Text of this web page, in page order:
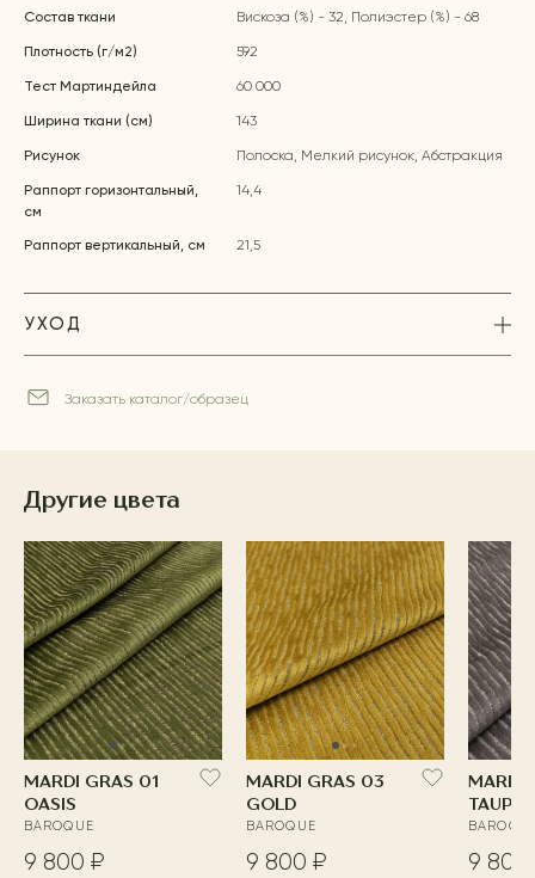
Состав ткани Вискоза (%) - 32, Полиэстер (%) - 68
Плотность (г/м2) 592
Тест Мартиндейла 60 000
Ширина ткани (см) 143
Рисунок Полоска, Мелкий рисунок, Абстракция
Раппорт горизонтальный,
см
14,4
Раппорт вертикальный, см 21,5
УХОД
Заказать каталог/образец
Другие цвета
MARDI GRAS 01
OASIS
BAROQUE
9 800 ₽
MARDI GRAS 03
GOLD
BAROQUE
9 800 ₽
MARDI
TAUPE
9 800